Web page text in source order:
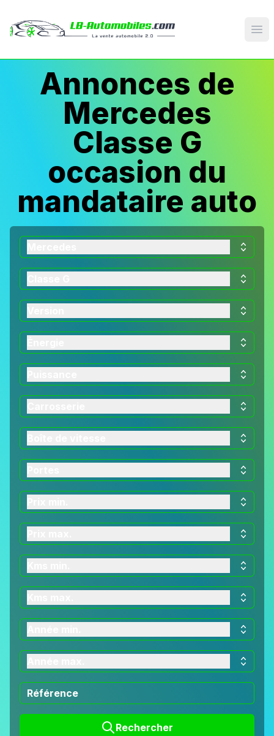
Annonces de
Mercedes
Classe G
occasion du
mandataire auto
Rechercher